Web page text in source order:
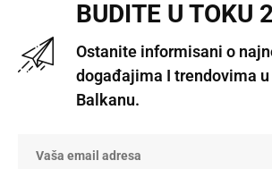
BUDITE U TOKU
Ostanite informisani o
događajima I trendovima u
Balkanu.